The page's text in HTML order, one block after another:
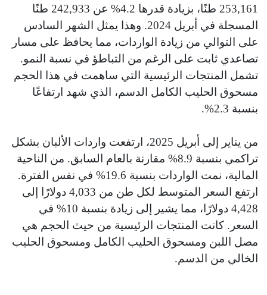
253,161 طنًا، بزيادة قدرها 4.2% عن 242,933 طنًا
المسجلة في أبريل 2024. وهذا يمثل الشهر السادس
على التوالي من زيادة الواردات، مما يحافظ على مسار
تصاعدي ثابت على الرغم من التباطؤ في نسبة النمو.
تشمل المنتجات الرئيسية التي ساهمت في هذا الحجم
مسحوق الحليب الكامل الدسم، الذي شهد ارتفاعًا
بنسبة 2.3%.
من يناير إلى أبريل 2025، ارتفعت واردات الألبان بشكل
تراكمي بنسبة 8.9% مقارنة بالعام السابق. من الناحية
المالية، نمت الواردات بنسبة 19.6% في نفس الفترة.
ارتفع السعر المتوسط لكل طن من 4,033 دولارًا إلى
4,428 دولارًا، مما يشير إلى زيادة بنسبة 10% في
السعر. كانت المنتجات الرئيسية من حيث الحجم هي
مصل اللبن ومسحوق الحليب الكامل ومسحوق الحليب
الخالي من الدسم.